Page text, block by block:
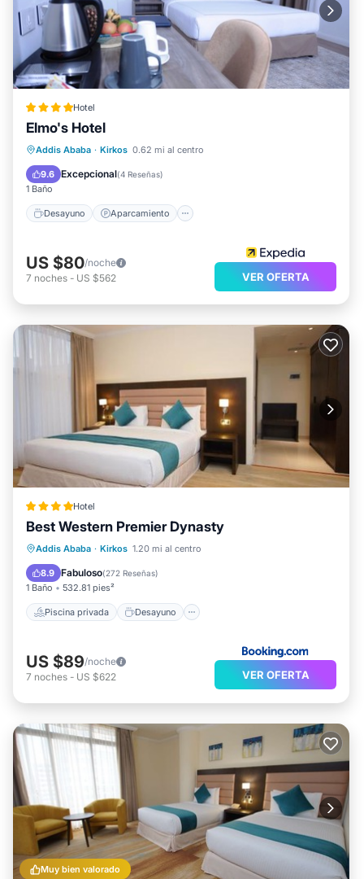
Hotel
Elmo's Hotel
Addis Ababa · Kirkos 0.62 mi al centro
9.6 Excepcional(4 Reseñas)
1 Baño
Desayuno Aparcamiento
Desayuno Aparcamiento
Cocina
US $80/noche
7 noches - US $562 VER OFERTA
Hotel
Best Western Premier Dynasty
Addis Ababa · Kirkos 1.20 mi al centro
8.9 Fabuloso(272 Reseñas)
1 Baño 532.81 pies²
Piscina privada Desayuno
Piscina privada
Desayuno
Estación de carga para vehículos eléctricos
Aparcamiento
US $89/noche
7 noches - US $622 VER OFERTA
Muy bien valorado